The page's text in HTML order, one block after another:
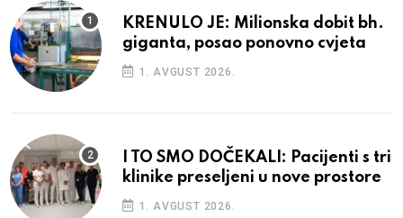
KRENULO JE: Milionska dobit bh.
giganta, posao ponovno cvjeta
1. AVGUST 2026.
I TO SMO DOČEKALI: Pacijenti s tri
klinike preseljeni u nove prostore
1. AVGUST 2026.